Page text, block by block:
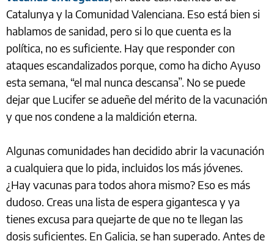
Catalunya y la Comunidad Valenciana. Eso está bien si
hablamos de sanidad, pero si lo que cuenta es la
política, no es suficiente. Hay que responder con
ataques escandalizados porque, como ha dicho Ayuso
esta semana, “el mal nunca descansa”. No se puede
dejar que Lucifer se adueñe del mérito de la vacunación
y que nos condene a la maldición eterna.
Algunas comunidades han decidido abrir la vacunación
a cualquiera que lo pida, incluidos los más jóvenes.
¿Hay vacunas para todos ahora mismo? Eso es más
dudoso. Creas una lista de espera gigantesca y ya
tienes excusa para quejarte de que no te llegan las
dosis suficientes. En Galicia, se han superado. Antes de